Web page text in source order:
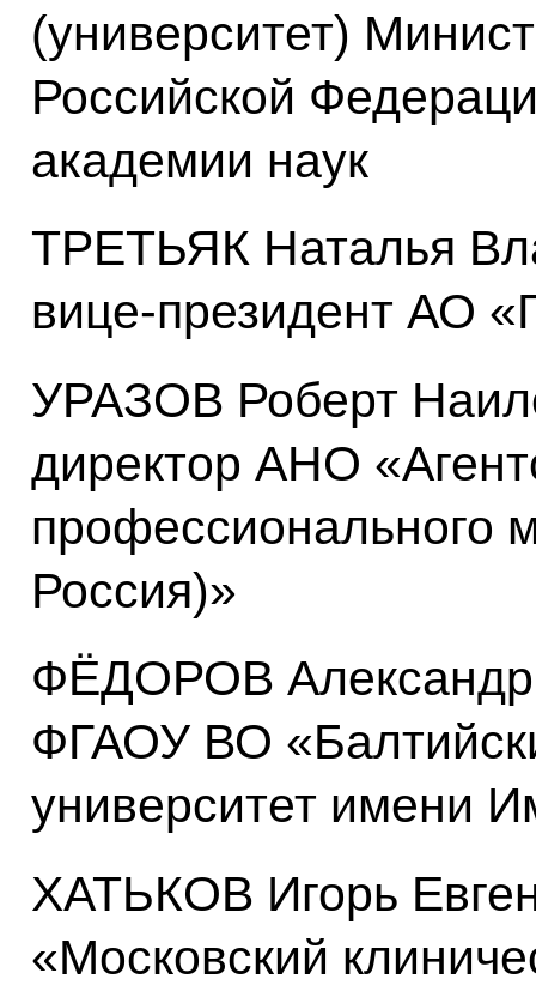
(университет)
Российской
академии наук
ТРЕТЬЯК Наталья
вице-президент АО
УРАЗОВ Роберт
директор АНО
профессионального
Россия)»
ФЁДОРОВ Александр
ФГАОУ ВО
университет имени
ХАТЬКОВ Игорь
«Московский